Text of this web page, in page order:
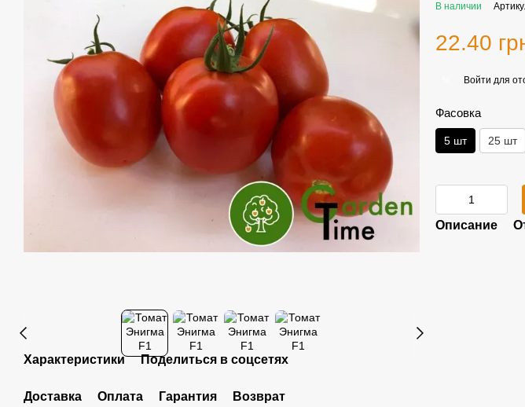
Характеристики Поделиться в соцсетях
Доставка Оплата Гарантия Возврат
В наличии
22.40
Войти для
Фасовка
5 шт 25 шт
Описание